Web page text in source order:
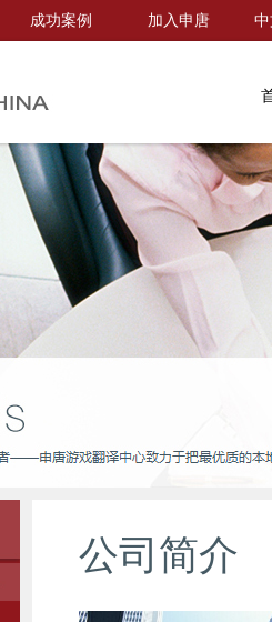
成功案例 加入申唐
首
公司简介